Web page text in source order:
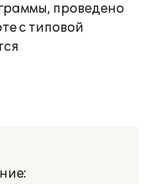
проведено
с типовой